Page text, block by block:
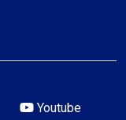
Youtube